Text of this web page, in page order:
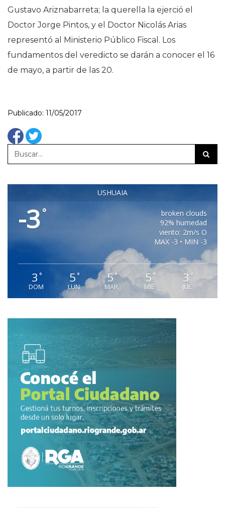
Gustavo Ariznabarreta; la querella la ejerció el
Doctor Jorge Pintos, y el Doctor Nicolás Arias
representó al Ministerio Público Fiscal. Los
fundamentos del veredicto se darán a conocer el 16
de mayo, a partir de las 20.
Publicado: 11/05/2017
USHUAIA
-3°
broken clouds
92% humedad
viento: 2m/s O
MAX -3 • MIN -3
3 °
DOM
5 °
LUN
5°
MAR
5 °
MIE
3 °
JUE